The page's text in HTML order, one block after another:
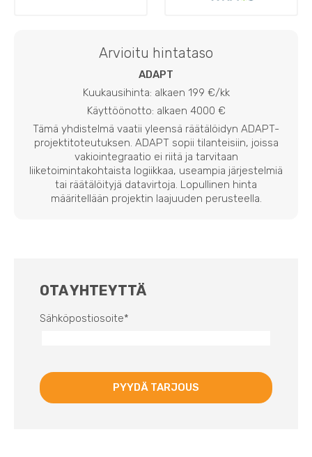
Arvioitu hintataso
ADAPT
Kuukausihinta: alkaen 199 €/kk
Käyttöönotto: alkaen 4000 €
Tämä yhdistelmä vaatii yleensä räätälöidyn ADAPT-
projektitoteutuksen. ADAPT sopii tilanteisiin, joissa
vakiointegraatio ei riitä ja tarvitaan
liiketoimintakohtaista logiikkaa, useampia järjestelmiä
tai räätälöityjä datavirtoja. Lopullinen hinta
määritellään projektin laajuuden perusteella.
OTA YHTEYTTÄ
Sähköpostiosoite*